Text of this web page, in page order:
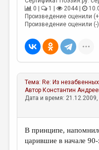
0 |
1 | 2044 |
Произведение оценили
Произведение оценили (-):
Тема: Re: Из
Автор Константин
Дата и время:
В принципе,
царившие в начале 90-